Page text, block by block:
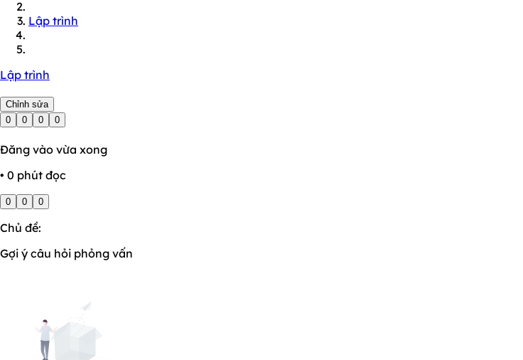
Lập trình
Lập trình
Chỉnh sửa
0
0 0 0
Đăng vào vừa xong
• 0 phút đọc
0 0 0
Chủ đề:
Gợi ý câu hỏi phỏng vấn